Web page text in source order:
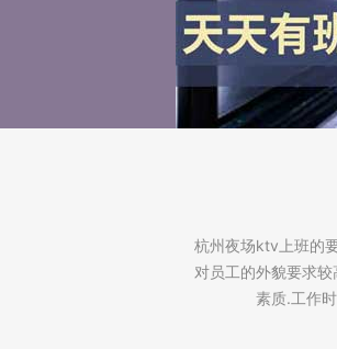
杭州夜场ktv上班的
对员工的外貌要求
素质.工作